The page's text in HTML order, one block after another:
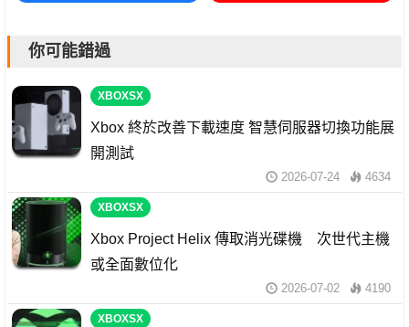
你可能錯過
XBOXSX
Xbox 終於改善下載速度 智慧伺服器切換功能展
開測試
2026-07-24 4634
XBOXSX
Xbox Project Helix 傳取消光碟機 次世代主機
或全面數位化
2026-07-02 4190
XBOXSX